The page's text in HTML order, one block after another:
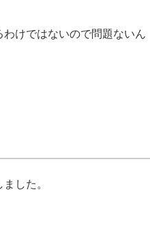
けではないので問題ないん
した。